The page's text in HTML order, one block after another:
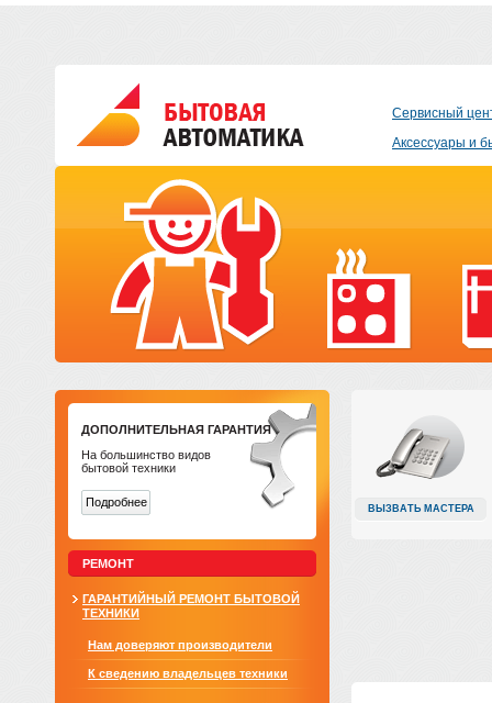
Сервисный
Аксессуары и
ДОПОЛНИТЕЛЬНАЯ ГАРАНТИЯ
На большинство видов
бытовой техники
Подробнее
РЕМОНТ
ГАРАНТИЙНЫЙ РЕМОНТ БЫТОВОЙ
ТЕХНИКИ
Нам доверяют производители
К сведению владельцев техники
ВЫЗВАТЬ МАСТЕРА